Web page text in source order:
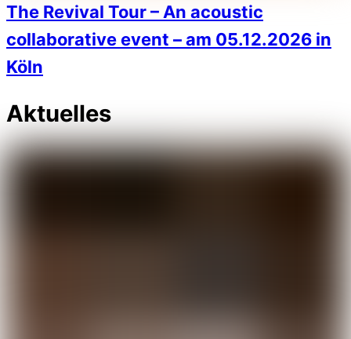
The Revival Tour – An acoustic
collaborative event – am 05.12.2026 in
Köln
Aktuelles